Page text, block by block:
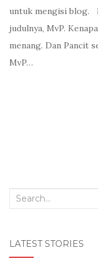
untuk mengisi blog.
judulnya, MvP.
menang. Dan Pancit
MvP…
Search for:
LATEST STORIES